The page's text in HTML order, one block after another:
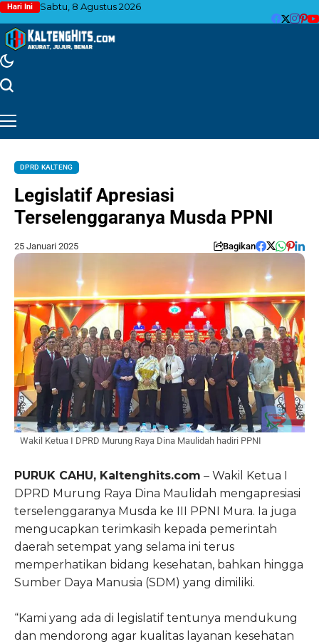
Hari Ini Sabtu, 8 Agustus 2026
DPRD KALTENG
Legislatif Apresiasi
Terselenggaranya Musda PPNI
25 Januari 2025 Bagikan
Wakil Ketua I DPRD Murung Raya Dina Maulidah hadiri PPNI
PURUK CAHU, Kaltenghits.com – Wakil Ketua I
DPRD Murung Raya Dina Maulidah mengapresiasi
terselenggaranya Musda ke III PPNI Mura. Ia juga
mengucapkan terimkasih kepada pemerintah
daerah setempat yang selama ini terus
memperhatikan bidang kesehatan, bahkan hingga
Sumber Daya Manusia (SDM) yang dimiliki.
“Kami yang ada di legislatif tentunya mendukung
dan mendorong agar kualitas layanan kesehatan